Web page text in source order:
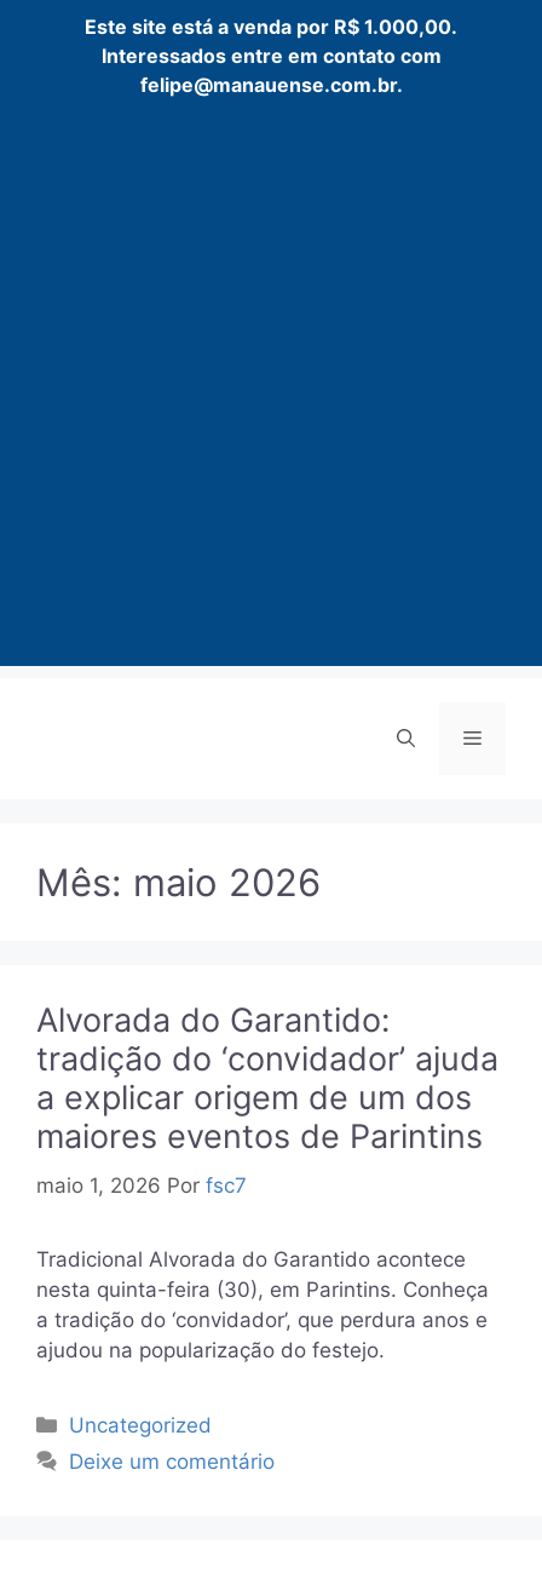
Este site está a venda por R$ 1.000,00.
Interessados entre em contato com
felipe@manauense.com.br.
Menu
Mês: maio 2026
Alvorada do Garantido:
tradição do ‘convidador’ ajuda
a explicar origem de um dos
maiores eventos de Parintins
maio 1, 2026 Por fsc7
Tradicional Alvorada do Garantido acontece
nesta quinta-feira (30), em Parintins. Conheça
a tradição do ‘convidador’, que perdura anos e
ajudou na popularização do festejo.
Categorias
Uncategorized
Deixe um comentário